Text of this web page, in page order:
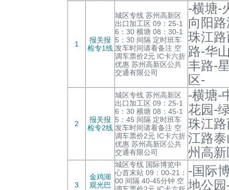
1
报关报
检专1线
城区专线 苏州高新区
出口加工区 09：25-1
6：30 横塘 08：30-1
5：30 间隔 定时班车
发车时间请看备注 空
调车票价2元 IC卡六折
优惠 苏州高新区公共
交通有限公司
-横塘-
向阳
珠江
路-华
丰路-
区-
2
报关报
检专2线
城区专线 苏州高新区
出口加工区 09：25-1
6：30 横塘 08：45-1
5：45 间隔 定时班车
发车时间请看备注 空
调车票价2元 IC卡六折
优惠 苏州高新区公共
交通有限公司
-横塘-
花园-
珠江
江路
州高
3
金鸡湖
观光巴
城区专线 国际博览中
心首末站 09：00-21：
00 间隔 40-45分钟 空
-国际
地公